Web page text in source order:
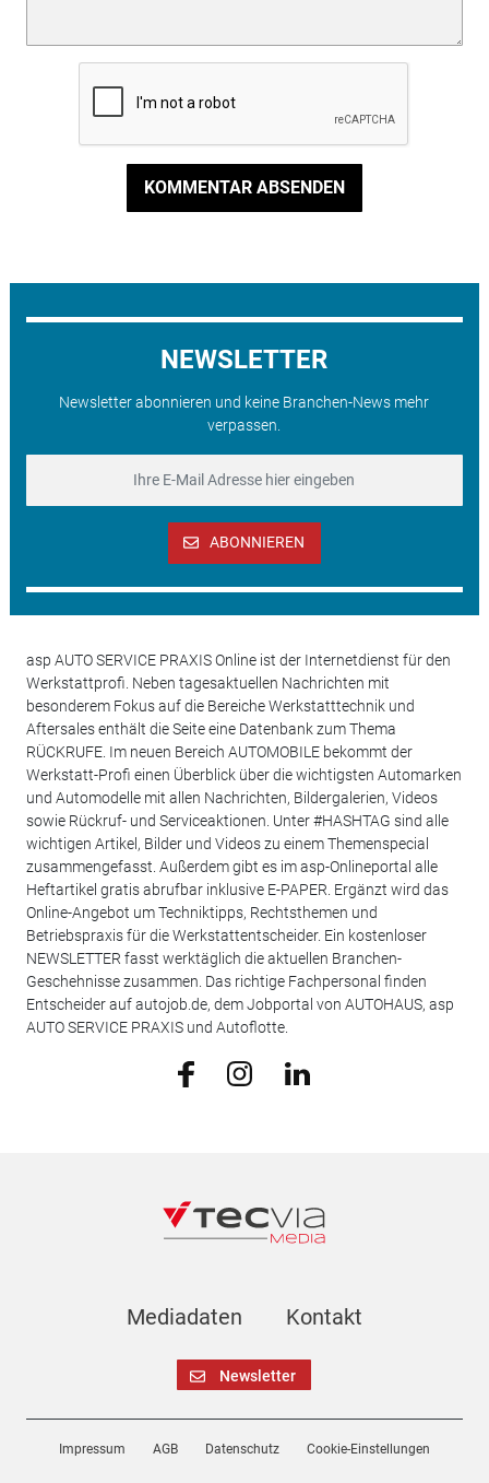
KOMMENTAR ABSENDEN
NEWSLETTER
Newsletter abonnieren und keine Branchen-News mehr
verpassen.
ABONNIEREN
asp AUTO SERVICE PRAXIS Online ist der Internetdienst für den
Werkstattprofi. Neben tagesaktuellen Nachrichten mit
besonderem Fokus auf die Bereiche Werkstatttechnik und
Aftersales enthält die Seite eine Datenbank zum Thema
RÜCKRUFE. Im neuen Bereich AUTOMOBILE bekommt der
Werkstatt-Profi einen Überblick über die wichtigsten Automarken
und Automodelle mit allen Nachrichten, Bildergalerien, Videos
sowie Rückruf- und Serviceaktionen. Unter #HASHTAG sind alle
wichtigen Artikel, Bilder und Videos zu einem Themenspecial
zusammengefasst. Außerdem gibt es im asp-Onlineportal alle
Heftartikel gratis abrufbar inklusive E-PAPER. Ergänzt wird das
Online-Angebot um Techniktipps, Rechtsthemen und
Betriebspraxis für die Werkstattentscheider. Ein kostenloser
NEWSLETTER fasst werktäglich die aktuellen Branchen-
Geschehnisse zusammen. Das richtige Fachpersonal finden
Entscheider auf autojob.de, dem Jobportal von AUTOHAUS, asp
AUTO SERVICE PRAXIS und Autoflotte.
Mediadaten Kontakt
Newsletter
Impressum AGB Datenschutz Cookie-Einstellungen